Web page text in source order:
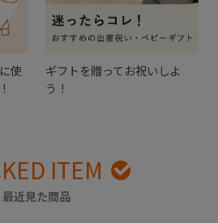
使
ギフトを贈ってお祝いしよ
う！
ITEM
最近見た商品